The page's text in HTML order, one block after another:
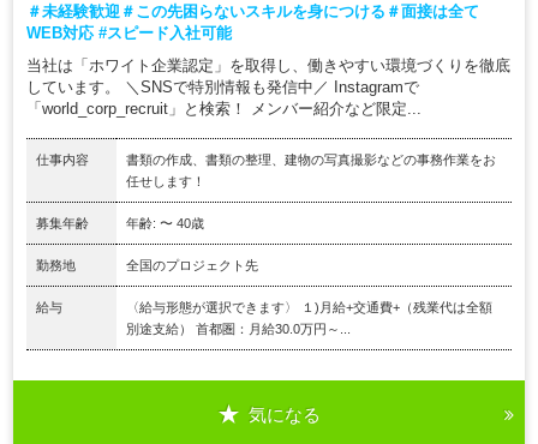
＃未経験歓迎＃この先困らないスキルを身につける＃面接は全て
WEB対応 #スピード入社可能
当社は「ホワイト企業認定」を取得し、働きやすい環境づくりを徹底
しています。 ＼SNSで特別情報も発信中／ Instagramで
「world_corp_recruit」と検索！ メンバー紹介など限定...
仕事内容
書類の作成、書類の整理、建物の写真撮影などの事務作業をお
任せします！
募集年齢 年齢: 〜 40歳
勤務地 全国のプロジェクト先
給与
〈給与形態が選択できます〉 １)月給+交通費+（残業代は全額
別途支給） 首都圏：月給30.0万円～...
気になる